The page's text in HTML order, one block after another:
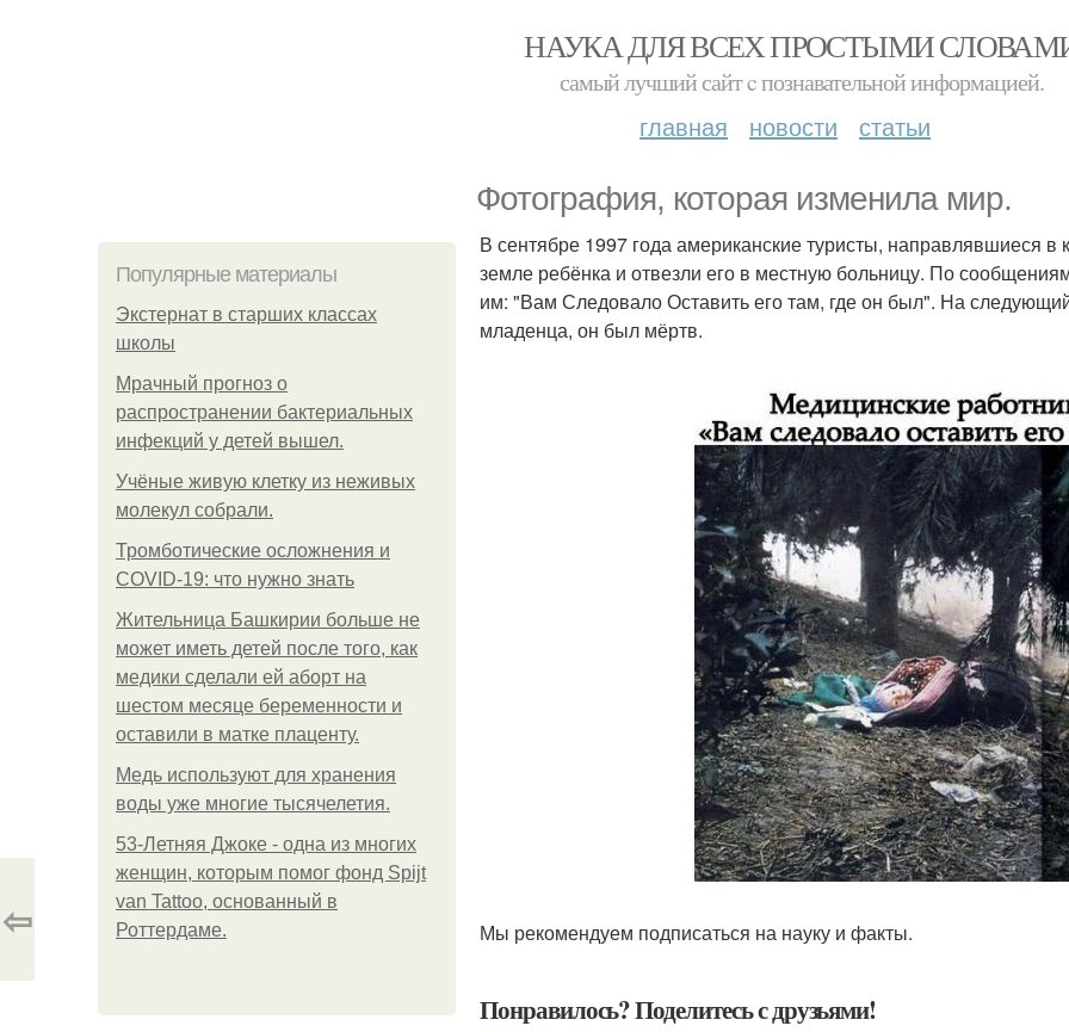
НАУКА ДЛЯ ВСЕХ ПРОСТЫМИ
самый лучший сайт c познавательной информацией.
главная новости статьи
Фотография, которая изменила мир.
Популярные материалы
Экстернат в старших классах
школы
Мрачный прогноз о
распространении бактериальных
инфекций у детей вышел.
Учёные живую клетку из неживых
молекул собрали.
Тромботические осложнения и
COVID-19: что нужно знать
Жительница Башкирии больше не
может иметь детей после того, как
медики сделали ей аборт на
шестом месяце беременности и
оставили в матке плаценту.
Медь используют для хранения
воды уже многие тысячелетия.
53-Летняя Джоке - одна из многих
женщин, которым помог фонд Spijt
van Tattoo, основанный в
Роттердаме.
В сентябре 1997 года американские туристы, направлявшиеся в
земле ребёнка и отвезли его в местную больницу. По
им: "Вам Следовало Оставить его там, где он был". На
младенца, он был мёртв.
Мы рекомендуем подписаться на науку и факты.
Понравилось? Поделитесь с друзьями!
⇦